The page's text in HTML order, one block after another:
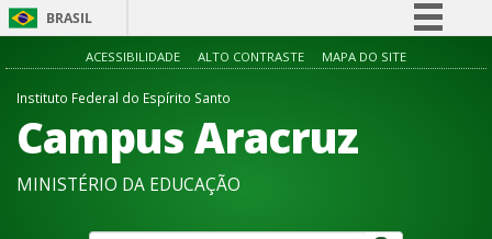
BRASIL
Simplifique!
Acesso à informação
Canais
ACESSIBILIDADE ALTO CONTRASTE MAPA DO SITE
Instituto Federal do Espírito Santo
Campus Aracruz
MINISTÉRIO DA EDUCAÇÃO